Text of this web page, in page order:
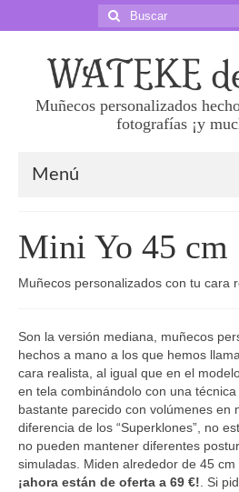
Buscar
por:
Muñecos personalizados
fotografías ¡y
Menú
Precios
Preguntas frecuentes
Superklones 50 cm
Mini Yo 45 cm
Mini Yo 30 cm
Muñecos de boda
Mini Yo 45 cm
Muñecos personalizados con tu cara
Son la versión mediana, muñecos
hechos a mano a los que hemos
cara realista, al igual que en el
en tela combinándolo con una
bastante parecido con volúmenes en
diferencia de los “Superklones”, no
no pueden mantener diferentes
simuladas. Miden alrededor de 45
¡ahora están de oferta a 69 €! . Si